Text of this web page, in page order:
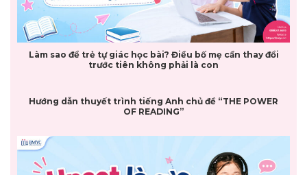
Làm sao để trẻ tự giác học bài? Điều bố mẹ cần thay đổi
trước tiên không phải là con
Hướng dẫn thuyết trình tiếng Anh chủ đề “THE POWER
OF READING”